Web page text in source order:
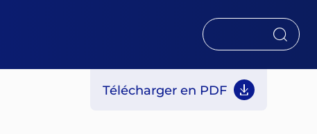
RECHERCHER
Télécharger en PDF